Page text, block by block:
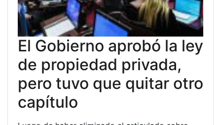
El Gobierno aprobó la ley
de propiedad privada,
pero tuvo que quitar otro
capítulo